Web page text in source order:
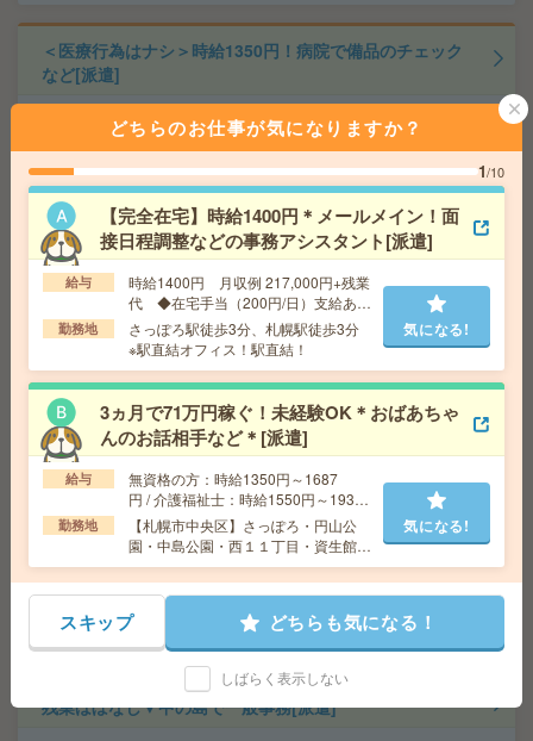
＜医療行為はナシ＞時給1350円！病院で備品のチェック
など[派遣]
無資格の方：時給1350円～1687円 / 介護福祉
士：時給1550円～1937円 / 初任者以上：時給1450円
交通費 全額支給
勤務地
【札幌市豊平区】福住・月寒中央・平岸(札幌
市営)・南平岸・中の島など勤務地多数！
気になる!
＼週1～＆時短もOK／図書館、新規書籍の情報を入力す
るだけ！WワークOK[派遣]
給 与 時給1800円
交通費
勤務地
札幌駅/さっぽろ駅/大通り駅より徒歩5分、西1
1丁目、すすきの駅より徒歩10分
気になる!
【在宅メイン／長期安定】請求・データ集計業務／@1、
350[派遣]
給 与 時給1350円＋交
交通費 交通費実費支給（当社規定あり）
勤務地 札幌市営東西線 白石駅 徒歩3分
気になる!
残業ほぼなし▼中の島で一般事務[派遣]
どちらのお仕事が気になりますか？
1/10
【完全在宅】時給1400円＊メールメイン！面
接日程調整などの事務アシスタント[派遣]
給与
時給1400円 月収例 217,000円+残業
代 ◆在宅手当（200円/日）支給あり
♪
勤務地
さっぽろ駅徒歩3分、札幌駅徒歩3分
※駅直結オフィス！駅直結！
気になる!
3ヵ月で71万円稼ぐ！未経験OK＊おばあちゃ
んのお話相手など＊[派遣]
給与
無資格の方：時給1350円～1687
円 / 介護福祉士：時給1550円～1937
円 / 初任者以上：時給1450円～1812
円
勤務地
【札幌市中央区】さっぽろ・円山公
園・中島公園・西１１丁目・資生館小
学校前など勤務地多数！
気になる!
スキップ どちらも気になる！
しばらく表示しない